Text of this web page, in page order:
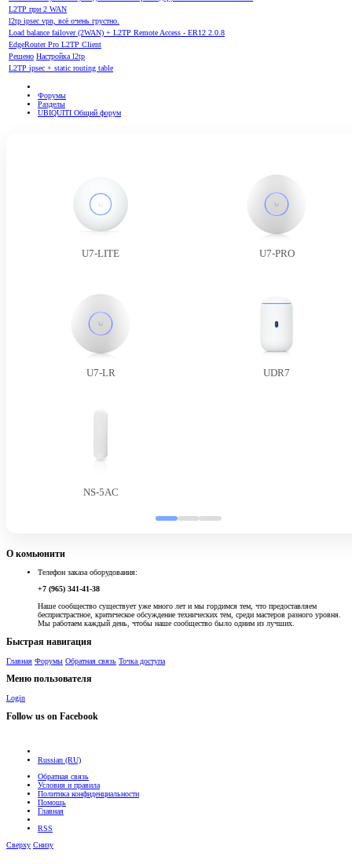
L2TP при 2 WAN
l2tp ipsec vpn, всё очень грустно.
Load balance failover (2WAN) + L2TP Remote Access - ER12 2.0.8
EdgeRouter Pro L2TP Client
Решено Настройка l2tp
L2TP ipsec + static routing table
Форумы
Разделы
UBIQUITI Общий форум
U7-LITE U7-PRO
U7-LR UDR7
NS-5AC
О комьюнити
Телефон заказа оборудования:
+7 (965) 341-41-38
Наше сообщество существует уже много лет и мы гордимся тем, что предоставляем
беспристрастное, критическое обсуждение технических тем, среди мастеров разного уровня.
Мы работаем каждый день, чтобы наше сообщество было одним из лучших.
Быстрая навигация
Главная Форумы Обратная связь Точка доступа
Меню пользователя
Login
Follow us on Facebook
Russian (RU)
Обратная связь
Условия и правила
Политика конфиденциальности
Помощь
Главная
RSS
Сверху Снизу